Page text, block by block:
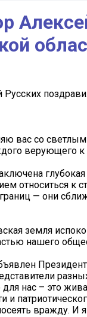
Русских
вас со
верующего
относиться
— они
земля
нашего
нас – это
и
вражду. И я